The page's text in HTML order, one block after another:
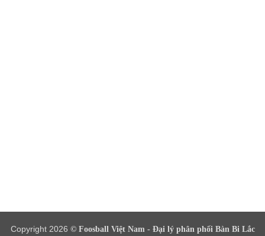
Copyright 2026 © Foosball Việt Nam - Đại lý phân phối Bàn Bi Lắc